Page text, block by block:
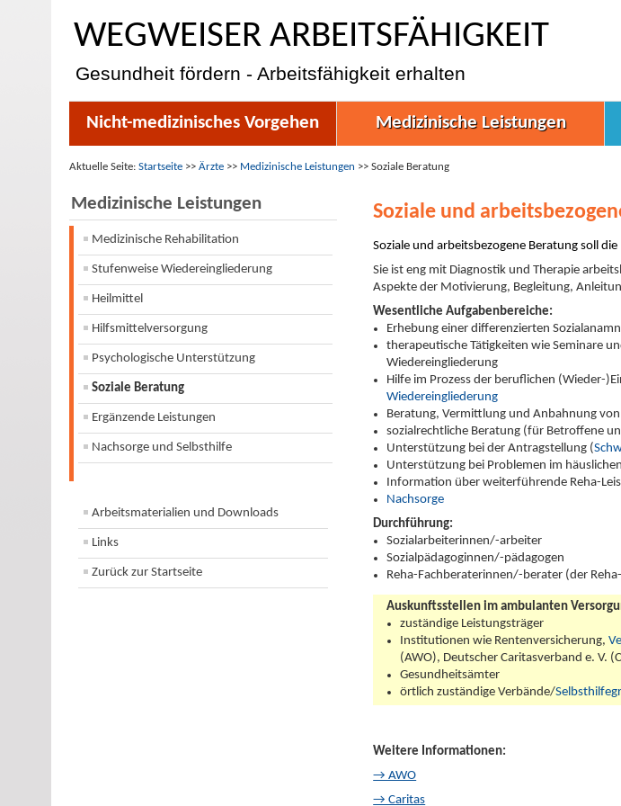
WEGWEISER ARBEITSFÄHIGKEIT
Gesundheit fördern - Arbeitsfähigkeit erhalten
Nicht-medizinisches Vorgehen Medizinische Leistungen
Aktuelle Seite: Startseite >> Ärzte >> Medizinische Leistungen >> Soziale Beratung
Medizinische Leistungen
Medizinische Rehabilitation
Stufenweise Wiedereingliederung
Heilmittel
Hilfsmittelversorgung
Psychologische Unterstützung
Soziale Beratung
Ergänzende Leistungen
Nachsorge und Selbsthilfe
Arbeitsmaterialien und Downloads
Links
Zurück zur Startseite
Soziale und
Soziale und arbeitsbezogene Beratung soll
Sie ist eng mit Diagnostik und Therapie
Aspekte der Motivierung, Begleitung,
Wesentliche Aufgabenbereiche:
Erhebung einer differenzierten
therapeutische Tätigkeiten wie Seminare
Wiedereingliederung
Hilfe im Prozess der beruflichen (Wieder-
Wiedereingliederung
Beratung, Vermittlung und Anbahnung von
sozialrechtliche Beratung (für Betroffene
Unterstützung bei der Antragstellung (
Unterstützung bei Problemen im
Information über weiterführende Reha-
Nachsorge
Durchführung:
Sozialarbeiterinnen/-arbeiter
Sozialpädagoginnen/-pädagogen
Reha-Fachberaterinnen/-berater (der
Auskunftsstellen im ambulanten
zuständige Leistungsträger
Institutionen wie Rentenversicherung,
(AWO), Deutscher Caritasverband e. V.
Gesundheitsämter
örtlich zuständige Verbände/
Weitere Informationen:
→ AWO
→ Caritas